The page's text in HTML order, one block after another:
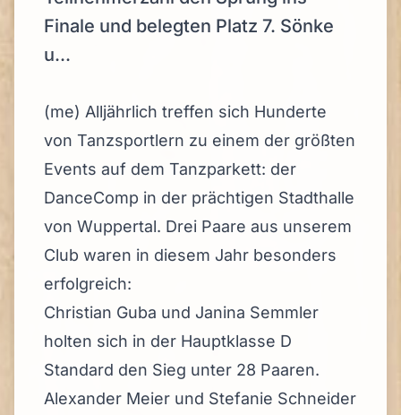
Finale und belegten Platz 7. Sönke
u...
(me) Alljährlich treffen sich Hunderte
von Tanzsportlern zu einem der größten
Events auf dem Tanzparkett: der
DanceComp in der prächtigen Stadthalle
von Wuppertal. Drei Paare aus unserem
Club waren in diesem Jahr besonders
erfolgreich:
Christian Guba und Janina Semmler
holten sich in der Hauptklasse D
Standard den Sieg unter 28 Paaren.
Alexander Meier und Stefanie Schneider